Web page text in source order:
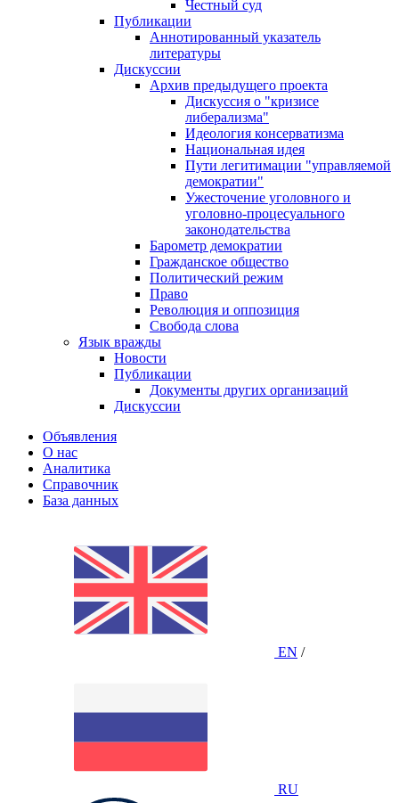
Честный суд
Публикации
Аннотированный указатель
литературы
Дискуссии
Архив предыдущего проекта
Дискуссия о "кризисе
либерализма"
Идеология консерватизма
Национальная идея
Пути легитимации "управляемой
демократии"
Ужесточение уголовного и
уголовно-процесуального
законодательства
Барометр демократии
Гражданское общество
Политический режим
Право
Революция и оппозиция
Свобода слова
Язык вражды
Новости
Публикации
Документы других организаций
Дискуссии
Объявления
О нас
Аналитика
Справочник
База данных
EN /
RU